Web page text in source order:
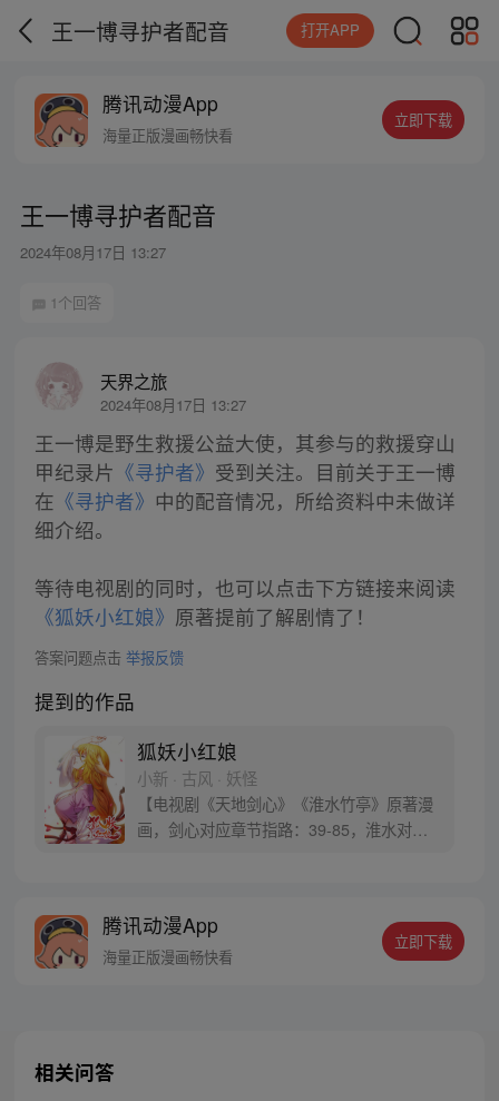
王一博寻护者配音 打开APP
腾讯动漫App
海量正版漫画畅快看
立即下载
王一博寻护者配音
2024年08月17日 13:27
1个回答
天界之旅
2024年08月17日 13:27
王一博是野生救援公益大使，其参与的救援穿山
甲纪录片 《寻护者》 受到关注。目前关于王一博
在 《寻护者》 中的配音情况，所给资料中未做详
细介绍。
等待电视剧的同时，也可以点击下方链接来阅读
《狐妖小红娘》 原著提前了解剧情了！
答案问题点击 举报反馈
提到的作品
狐妖小红娘
小新 · 古风 · 妖怪
【电视剧《天地剑心》《淮水竹亭》原著漫
画，剑心对应章节指路：39-85，淮水对应
腾讯动漫App
海量正版漫画畅快看
立即下载
相关问答